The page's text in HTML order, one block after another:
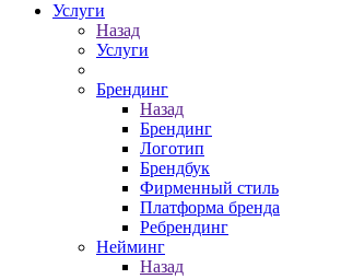
Услуги
Назад
Услуги
Брендинг
Назад
Брендинг
Логотип
Брендбук
Фирменный стиль
Платформа бренда
Ребрендинг
Нейминг
Назад